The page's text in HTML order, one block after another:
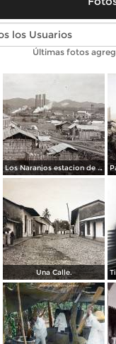
Fotos
Últimas fotos
Los Naranjos estacion de bombas Compania el Aguila.
Una Calle.